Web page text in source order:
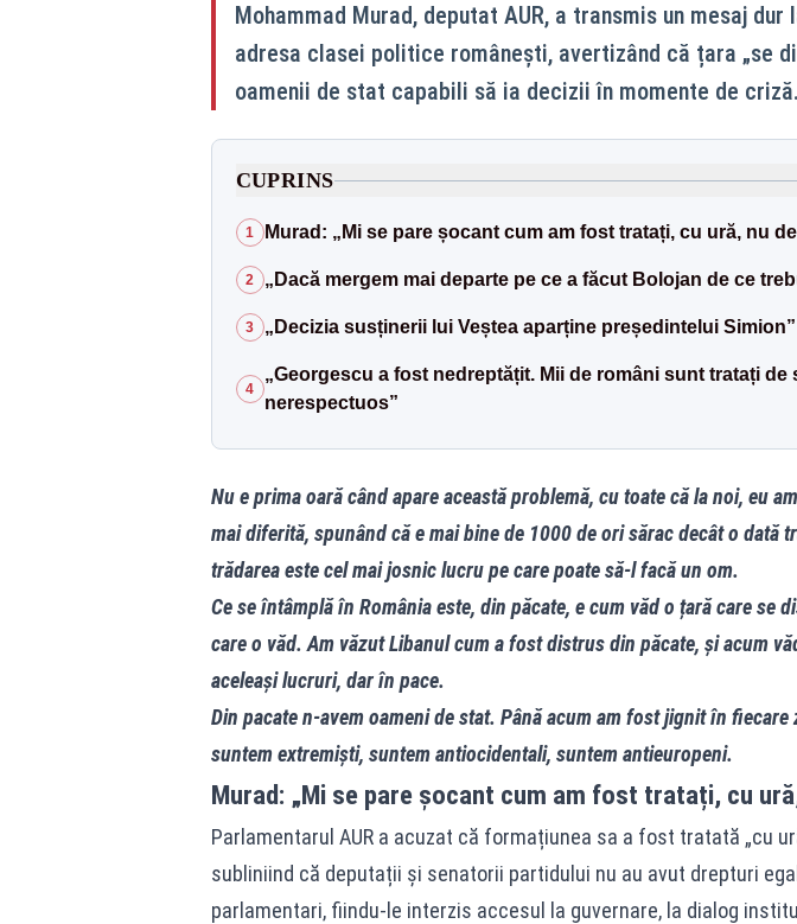
Mohammad Murad, deputat AUR, a transmis un mesaj dur
adresa clasei politice românești, avertizând că țara „se
oamenii de stat capabili să ia decizii în momente de criză.
CUPRINS
1 Murad: „Mi se pare șocant cum am fost tratați, cu ură, nu
2 „Dacă mergem mai departe pe ce a făcut Bolojan de ce
3 „Decizia susținerii lui Veștea aparține președintelui Simion”
4
„Georgescu a fost nedreptățit. Mii de români sunt tratați de
nerespectuos”
Nu e prima oară când apare această problemă, cu toate că la noi, eu
mai diferită, spunând că e mai bine de 1000 de ori sărac decât o dată
trădarea este cel mai josnic lucru pe care poate să-l facă un om.
Ce se întâmplă în România este, din păcate, e cum văd o țară care se
care o văd. Am văzut Libanul cum a fost distrus din păcate, și acum
aceleași lucruri, dar în pace.
Din pacate n-avem oameni de stat. Până acum am fost jignit în fiecare
suntem extremiști, suntem antiocidentali, suntem antieuropeni.
Murad: „Mi se pare șocant cum am fost tratați, cu
Parlamentarul AUR a acuzat că formațiunea sa a fost tratată „cu
subliniind că deputații și senatorii partidului nu au avut drepturi
parlamentari, fiindu-le interzis accesul la guvernare, la dialog